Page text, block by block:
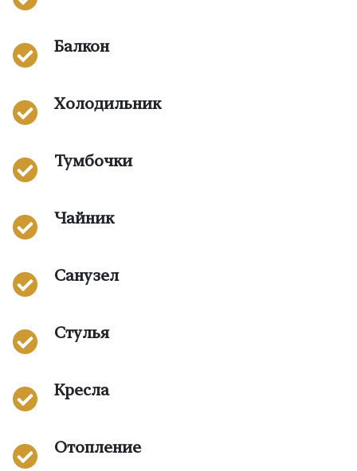
Балкон
Холодильник
Тумбочки
Чайник
Санузел
Стулья
Кресла
Отопление